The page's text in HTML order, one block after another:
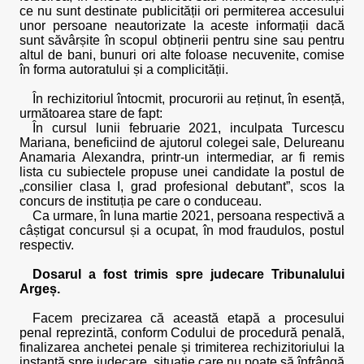
ce nu sunt destinate publicității ori permiterea accesului
unor persoane neautorizate la aceste informații dacă
sunt săvârșite în scopul obținerii pentru sine sau pentru
altul de bani, bunuri ori alte foloase necuvenite, comise
în forma autoratului și a complicității.
În rechizitoriul întocmit, procurorii au reținut, în esență,
următoarea stare de fapt:
În cursul lunii februarie 2021, inculpata Turcescu
Mariana, beneficiind de ajutorul colegei sale, Delureanu
Anamaria Alexandra, printr-un intermediar, ar fi remis
lista cu subiectele propuse unei candidate la postul de
„consilier clasa I, grad profesional debutant”, scos la
concurs de instituția pe care o conduceau.
Ca urmare, în luna martie 2021, persoana respectivă a
câștigat concursul și a ocupat, în mod fraudulos, postul
respectiv.
Dosarul a fost trimis spre judecare Tribunalului
Argeș.
Facem precizarea că această etapă a procesului
penal reprezintă, conform Codului de procedură penală,
finalizarea anchetei penale și trimiterea rechizitoriului la